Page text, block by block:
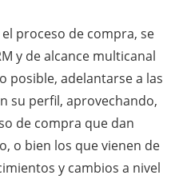
proceso de compra, se
y de alcance multicanal
posible, adelantarse a las
su perfil, aprovechando,
de compra que dan
o bien los que vienen de
y cambios a nivel